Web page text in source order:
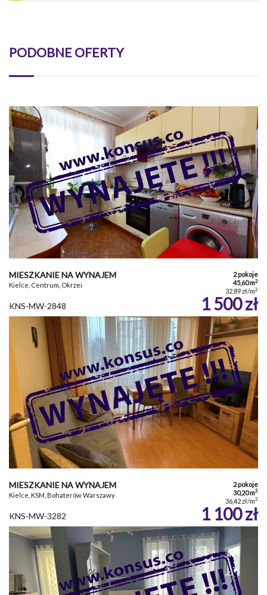
PODOBNE OFERTY
MIESZKANIE NA WYNAJEM
Kielce, Centrum, Okrzei
2 pokoje
45,60 m2
32,89 zł/m2
KNS-MW-2848 1 500 zł
MIESZKANIE NA WYNAJEM
Kielce, KSM, Bohaterów Warszawy
2 pokoje
30,20 m2
36,42 zł/m2
KNS-MW-3282 1 100 zł